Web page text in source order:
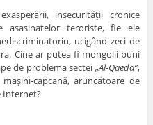
insecurităţii cronice
teroriste, fie ele
ucigând zeci de
Cine ar putea fi mongolii buni
de problema sectei„Al-Qaeda”,
capcană, aruncătoare de
Internet?